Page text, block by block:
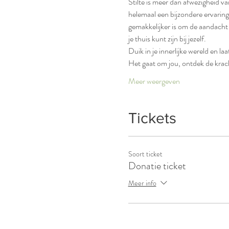
helemaal een bijzondere
gemakkelijker is om de
je thuis kunt zijn bij jezelf.
Duik in je innerlijke wereld en
Het gaat om jou, ontdek de
Meer weergeven
Tickets
Soort ticket
Donatie ticket
Meer info